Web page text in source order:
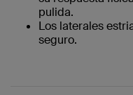
pulida.
Los laterales
seguro.